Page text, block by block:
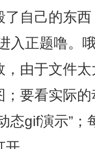
了自己的东
入正题噜。
，由于文件
；要看实际
态gif演示”